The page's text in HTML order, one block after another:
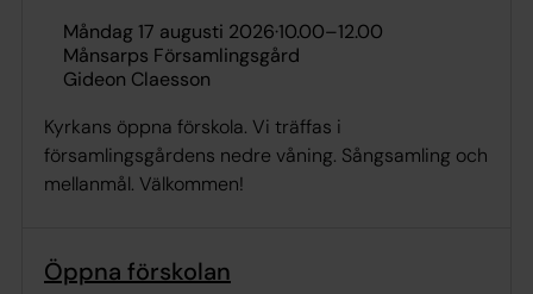
måndag 17 augusti 2026·10.00–12.00
Månsarps Församlingsgård
Gideon Claesson
Kyrkans öppna förskola. Vi träffas i
församlingsgårdens nedre våning. Sångsamling och
mellanmål. Välkommen!
Öppna förskolan